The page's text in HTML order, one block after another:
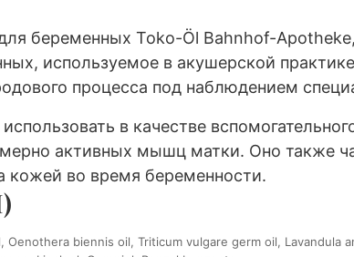
беременных Toko-Öl Bahnhof-
используемое в акушерской
процесса под наблюдением
в качестве
активных мышц матки. Оно также
кожей во время беременности.
Oenothera biennis oil, Triticum vulgare germ oil, Lavandula